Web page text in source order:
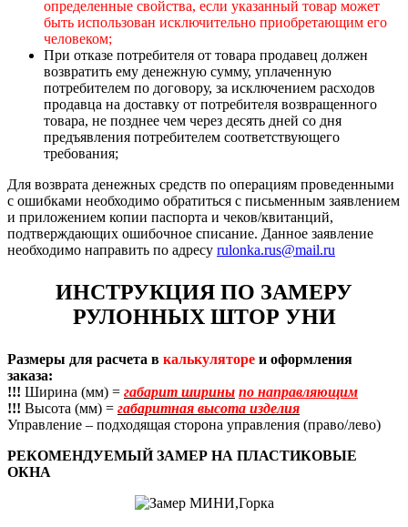
определенные свойства, если указанный товар может
быть использован исключительно приобретающим его
человеком;
При отказе потребителя от товара продавец должен
возвратить ему денежную сумму, уплаченную
потребителем по договору, за исключением расходов
продавца на доставку от потребителя возвращенного
товара, не позднее чем через десять дней со дня
предъявления потребителем соответствующего
требования;
Для возврата денежных средств по операциям проведенными
с ошибками необходимо обратиться с письменным заявлением
и приложением копии паспорта и чеков/квитанций,
подтверждающих ошибочное списание. Данное заявление
необходимо направить по адресу rulonka.rus@mail.ru
ИНСТРУКЦИЯ ПО ЗАМЕРУ
РУЛОННЫХ ШТОР УНИ
Размеры для расчета в калькуляторе и оформления
заказа:
!!! Ширина (мм) = габарит ширины по направляющим
!!! Высота (мм) = габаритная высота изделия
Управление – подходящая сторона управления (право/лево)
РЕКОМЕНДУЕМЫЙ ЗАМЕР НА ПЛАСТИКОВЫЕ
ОКНА